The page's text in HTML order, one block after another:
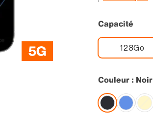
Capacité
128Go
Couleur : Noir